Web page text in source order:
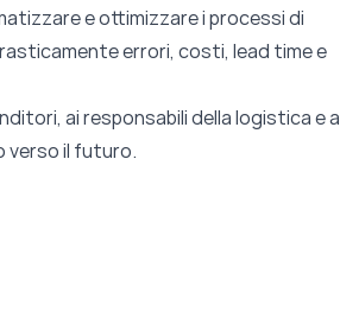
e ottimizzare i processi di
errori, costi, lead time e
ai responsabili della logistica e a
verso il futuro.